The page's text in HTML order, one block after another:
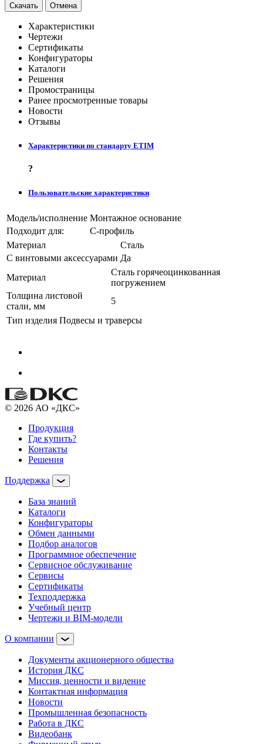
Скачать Отмена
Характеристики
Чертежи
Сертификаты
Конфигураторы
Каталоги
Решения
Промостраницы
Ранее просмотренные товары
Новости
Отзывы
Характеристики по стандарту ETIM
?
Пользовательские характеристики
Модель/исполнение Монтажное основание
Подходит для:
С-профиль
Материал
Сталь
С винтовыми аксессуарами Да
Материал
Сталь горячеоцинкованная
погружением
Толщина листовой
стали, мм
5
Тип изделия Подвесы и траверсы
© 2026 АО «ДКС»
Продукция
Где купить?
Контакты
Решения
Поддержка
База знаний
Каталоги
Конфигураторы
Обмен данными
Подбор аналогов
Программное обеспечение
Сервисное обслуживание
Сервисы
Сертификаты
Техподдержка
Учебный центр
Чертежи и BIM-модели
О компании
Документы акционерного общества
История ДКС
Миссия, ценности и видение
Контактная информация
Новости
Промышленная безопасность
Работа в ДКС
Видеобанк